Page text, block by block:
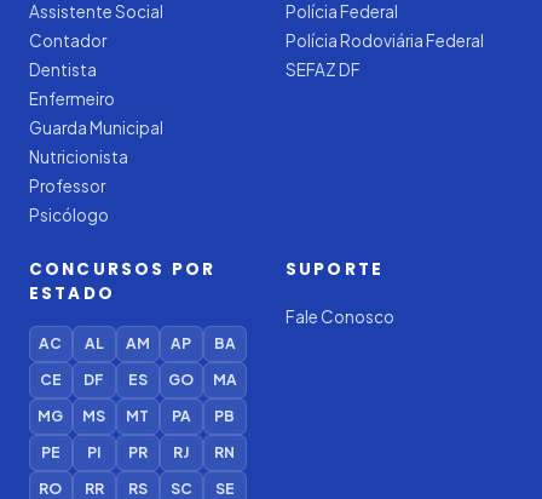
Assistente Social
Contador
Dentista
Enfermeiro
Guarda Municipal
Nutricionista
Professor
Psicólogo
Polícia Federal
Polícia Rodoviária Federal
SEFAZ DF
CONCURSOS POR
ESTADO
AC AL AM AP
BA
CE
DF ES GO
MA
MG
MS MT PA
PB
PE
PI PR RJ
RN
RO
RR RS SC
SE
SUPORTE
Fale Conosco